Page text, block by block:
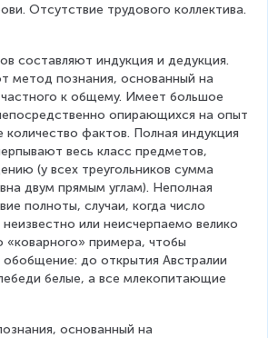
Отсутствие трудового коллектива.
составляют индукция и дедукция.
метод познания, основанный на
к общему. Имеет большое
опирающихся на опыт
фактов. Полная индукция
весь класс предметов,
(у всех треугольников сумма
двум прямым углам). Неполная
полноты, случаи, когда число
неизвестно или неисчерпаемо велико
«коварного» примера, чтобы
обобщение: до открытия Австралии
белые, а все млекопитающие
основанный на